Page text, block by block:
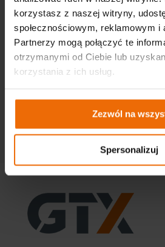
korzystasz z naszej witryny,
społecznościowym, reklamowym i
Partnerzy mogą połączyć te
otrzymanymi od Ciebie lub
korzystania z ich usług.
Zezwól na
Spersonalizuj
Więcej
Więcej